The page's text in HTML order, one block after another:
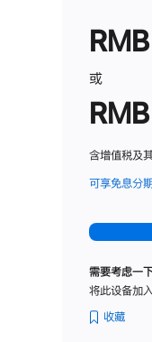
或
含增值税及
可享免息分
需要考虑一下
将此设备加
收藏